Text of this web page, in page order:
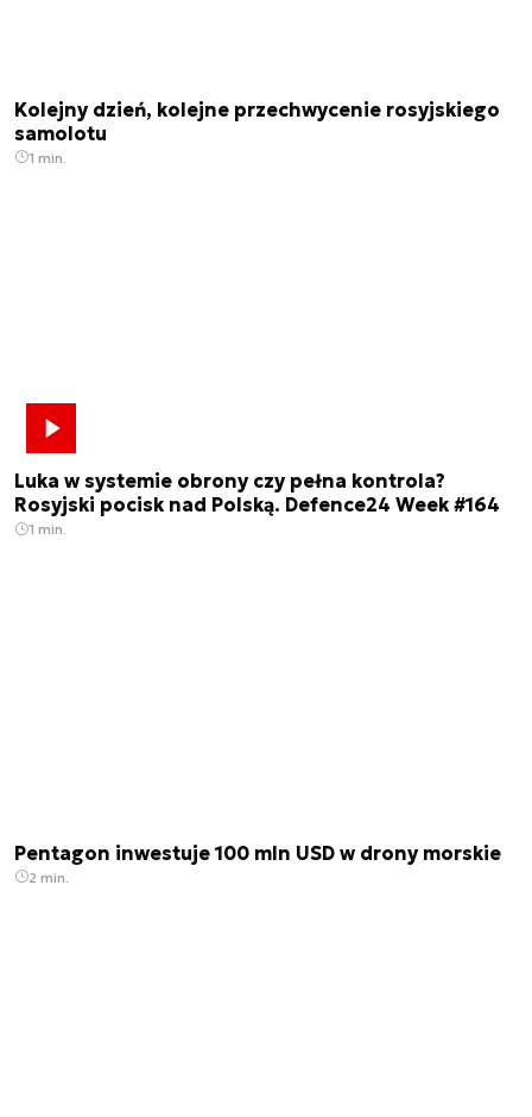
Kolejny dzień, kolejne przechwycenie rosyjskiego
samolotu
1 min.
Luka w systemie obrony czy pełna kontrola?
Rosyjski pocisk nad Polską. Defence24 Week #164
1 min.
Pentagon inwestuje 100 mln USD w drony morskie
2 min.